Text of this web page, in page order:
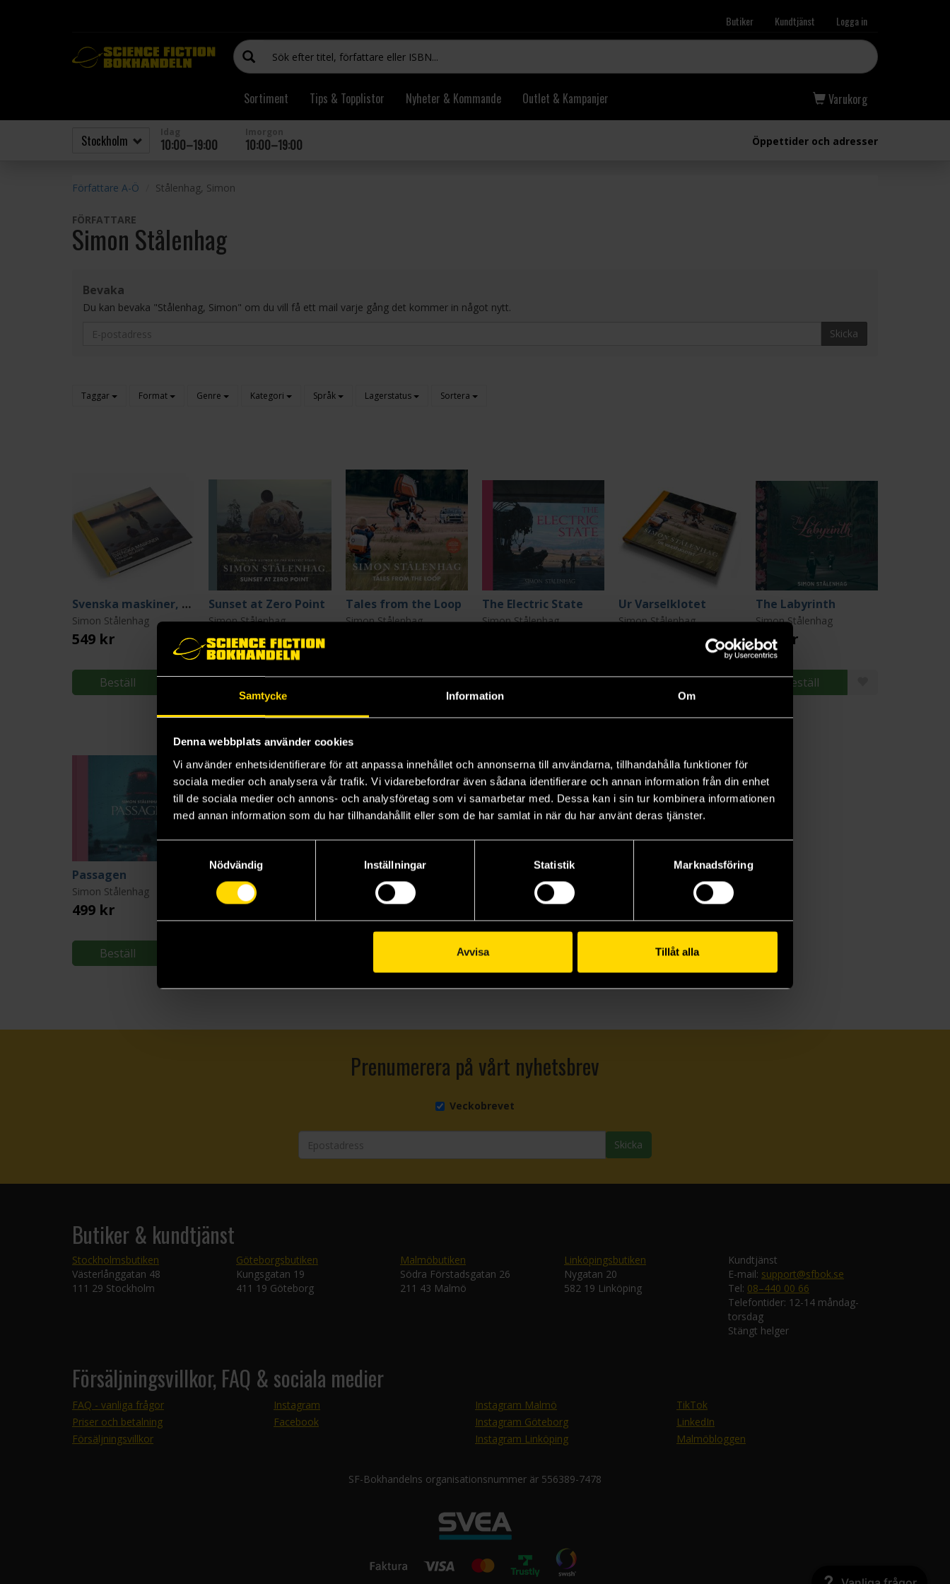
Samtycke Information Om
Denna webbplats använder cookies
Vi använder enhetsidentifierare för att anpassa innehållet och annonserna till användarna, tillhandahålla funktioner för
sociala medier och analysera vår trafik. Vi vidarebefordrar även sådana identifierare och annan information från din enhet
till de sociala medier och annons- och analysföretag som vi samarbetar med. Dessa kan i sin tur kombinera informationen
med annan information som du har tillhandahållit eller som de har samlat in när du har använt deras tjänster.
Nödvändig
Inställningar Statistik Marknadsföring
Avvisa Tillåt alla
Butiker Kundtjänst Logga in
Sortiment Tips & Topplistor Nyheter & Kommande Outlet & Kampanjer Varukorg
10:00–19:00 10:00–19:00 Öppettider och adresser
Författare A-Ö Stålenhag, Simon
FÖRFATTARE
Simon Stålenhag
Bevaka
Du kan bevaka "Stålenhag, Simon" om du vill få ett mail varje gång det kommer in något nytt.
Skicka
Taggar Format Genre Kategori Språk Lagerstatus Sortera
Svenska maskiner, ensligt belägna
Simon Stålenhag
549 kr
Beställ
Sunset at Zero Point
Simon Stålenhag
499 kr
Beställ
Tales from the Loop
Simon Stålenhag
Beställ
The Electric State
Simon Stålenhag
Beställ
Ur Varselklotet
Simon Stålenhag
Beställ
The Labyrinth
Simon Stålenhag
349 kr
Beställ
Passagen
Simon Stålenhag
499 kr
Beställ
449 kr
Simon Stålenhag
349 kr
Prenumerera på vårt nyhetsbrev
Veckobrevet
Skicka
Butiker & kundtjänst
Stockholmsbutiken
Västerlånggatan 48
111 29 Stockholm
Göteborgsbutiken
Kungsgatan 19
411 19 Göteborg
Malmöbutiken
Södra Förstadsgatan 26
211 43 Malmö
Linköpingsbutiken
Nygatan 20
582 19 Linköping
Kundtjänst
E-mail: support@sfbok.se
Tel: 08–440 00 66
Telefontider: 12-14 måndag-
torsdag
Stängt helger
Försäljningsvillkor, FAQ & sociala medier
FAQ - vanliga frågor
Priser och betalning
Försäljningsvillkor
Instagram
Facebook
Instagram Malmö
Instagram Göteborg
Instagram Linköping
TikTok
LinkedIn
Malmöbloggen
SF-Bokhandelns organisationsnummer är 556389-7478